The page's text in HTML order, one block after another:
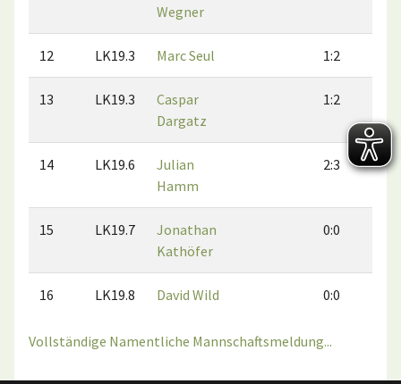
Wegner
12 LK19.3 Marc Seul 1:2
13 LK19.3
Caspar
Dargatz
1:2
14 LK19.6
Julian
Hamm
2:3
15 LK19.7
Jonathan
Kathöfer
0:0
16 LK19.8 David Wild 0:0
Vollständige Namentliche Mannschaftsmeldung...